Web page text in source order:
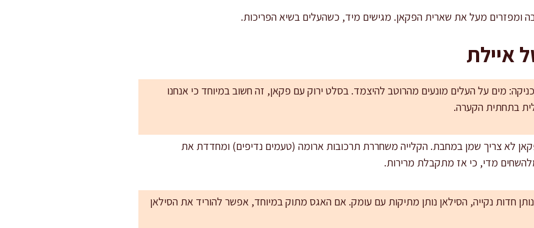
ומפזרים מעל את שארית הפקאן. מגישים מיד, כשהעלים בשיא הפריכות.
איילת
מים על העלים מונעים מהרוטב להיצמד. בסלט ירוק עם פקאן, זה חשוב במיוחד כי אנחנו
בתחתית הקערה.
לא צריך שמן במחבת. הקלייה משחררת תרכובות ארומה (טעמים נדיפים) ומחדדת את
מדי, כי אז מתקבלת מרירות.
נותן חדות נקייה, הסילאן נותן מתיקות עם עומק. אם האגס מתוק במיוחד, אפשר להוריד את הסילאן